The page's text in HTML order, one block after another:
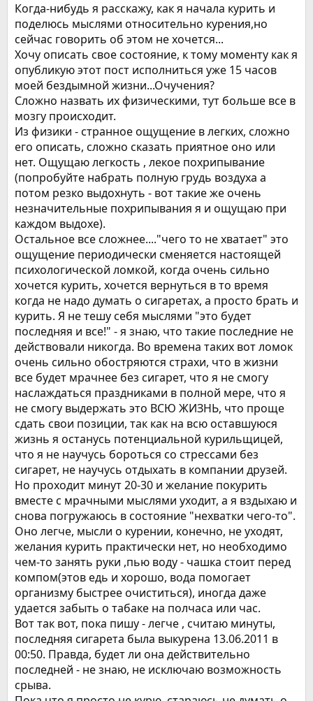
Когда-нибудь я расскажу, как я начала курить и
поделюсь мыслями относительно курения,но
сейчас говорить об этом не хочется...
Хочу описать свое состояние, к тому моменту как я
опубликую этот пост исполниться уже 15 часов
моей бездымной жизни...Очучения?
Сложно назвать их физическими, тут больше все в
мозгу происходит.
Из физики - странное ощущение в легких, сложно
его описать, сложно сказать приятное оно или
нет. Ощущаю легкость , лекое похрипывание
(попробуйте набрать полную грудь воздуха а
потом резко выдохнуть - вот такие же очень
незначительные похрипывания я и ощущаю при
каждом выдохе).
Остальное все сложнее...."чего то не хватает" это
ощущение периодически сменяется настоящей
психологической ломкой, когда очень сильно
хочется курить, хочется вернуться в то время
когда не надо думать о сигаретах, а просто брать и
курить. Я не тешу себя мыслями "это будет
последняя и все!" - я знаю, что такие последние не
действовали никогда. Во времена таких вот ломок
очень сильно обостряются страхи, что в жизни
все будет мрачнее без сигарет, что я не смогу
наслаждаться праздниками в полной мере, что я
не смогу выдержать это ВСЮ ЖИЗНЬ, что проще
сдать свои позиции, так как на всю оставшуюся
жизнь я останусь потенциальной курильщицей,
что я не научусь бороться со стрессами без
сигарет, не научусь отдыхать в компании друзей.
Но проходит минут 20-30 и желание покурить
вместе с мрачными мыслями уходит, а я вздыхаю и
снова погружаюсь в состояние "нехватки чего-то".
Оно легче, мысли о курении, конечно, не уходят,
желания курить практически нет, но необходимо
чем-то занять руки ,пью воду - чашка стоит перед
компом(этов едь и хорошо, вода помогает
организму быстрее очиститься), иногда даже
удается забыть о табаке на полчаса или час.
Вот так вот, пока пишу - легче , считаю минуты,
последняя сигарета была выкурена 13.06.2011 в
00:50. Правда, будет ли она действительно
последней - не знаю, не исключаю возможность
срыва.